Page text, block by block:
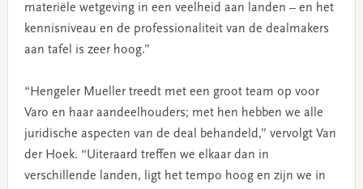
materiële wetgeving in een veelheid aan landen – en het
kennisniveau en de professionaliteit van de dealmakers
aan tafel is zeer hoog.”
“Hengeler Mueller treedt met een groot team op voor
Varo en haar aandeelhouders; met hen hebben we alle
juridische aspecten van de deal behandeld,” vervolgt Van
der Hoek. “Uiteraard treffen we elkaar dan in
verschillende landen, ligt het tempo hoog en zijn we in